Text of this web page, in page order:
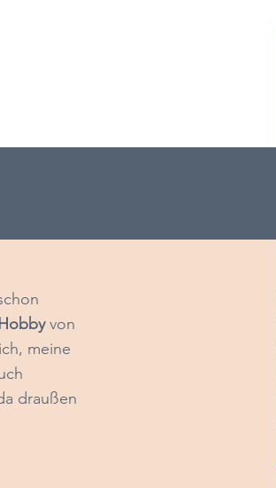
Hobbyvon
meine
draußen